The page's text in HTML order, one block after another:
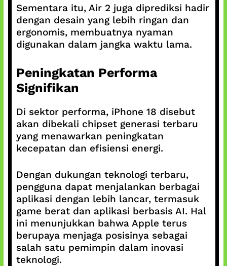
Sementara itu, Air 2 juga diprediksi hadir
dengan desain yang lebih ringan dan
ergonomis, membuatnya nyaman
digunakan dalam jangka waktu lama.
Peningkatan Performa
Signifikan
Di sektor performa, iPhone 18 disebut
akan dibekali chipset generasi terbaru
yang menawarkan peningkatan
kecepatan dan efisiensi energi.
Dengan dukungan teknologi terbaru,
pengguna dapat menjalankan berbagai
aplikasi dengan lebih lancar, termasuk
game berat dan aplikasi berbasis AI. Hal
ini menunjukkan bahwa Apple terus
berupaya menjaga posisinya sebagai
salah satu pemimpin dalam inovasi
teknologi.